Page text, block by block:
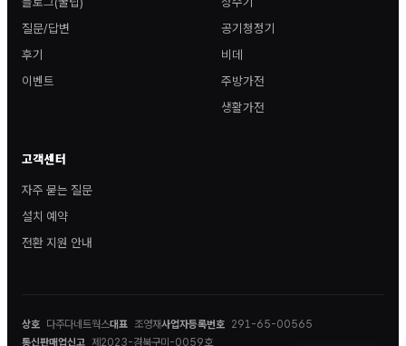
질문/답변
후기
이벤트
공기청정기
비데
주방가전
생활가전
고객센터
자주 묻는 질문
설치 예약
전환 지원 안내
상호 다주다네트웍스대표 조영재사업자등록번호 291-65-00565
통신판매업신고 제2023-경북구미-0059호